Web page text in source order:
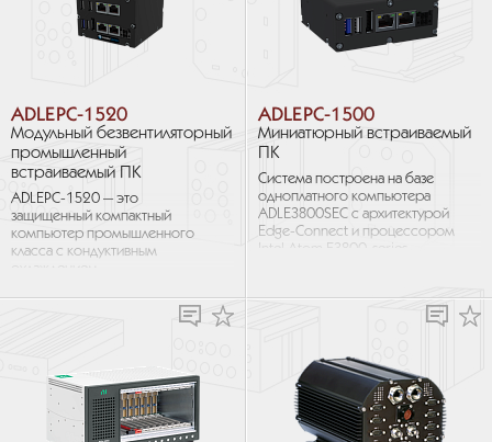
ADLEPC-1520
Модульный безвентиляторный
промышленный
встраиваемый ПК
ADLEPC-1520 — это
защищенный компактный
компьютер промышленного
класса с кондуктивным
из анодированного алюминия
6063 используются винты...
ADLEPC-1500
Миниатюрный встраиваемый
ПК
Система построена на базе
одноплатного компьютера
ADLE3800SEC с архитектурой
Edge-Connect и процессором
Intel Atom E3800-series.